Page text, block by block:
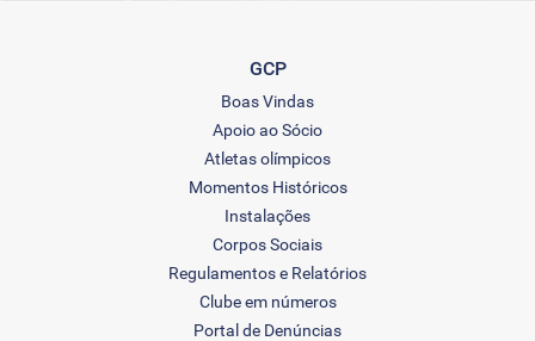
GCP
Boas Vindas
Apoio ao Sócio
Atletas olímpicos
Momentos Históricos
Instalações
Corpos Sociais
Regulamentos e Relatórios
Clube em números
Portal de Denúncias